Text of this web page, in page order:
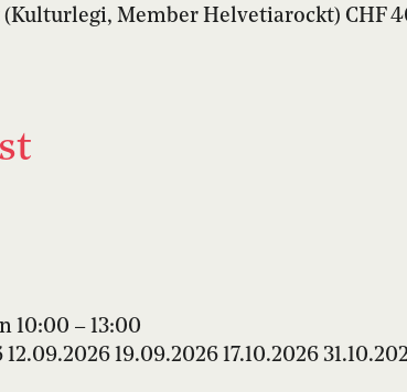
(Kulturlegi, Member Helvetiarockt) CHF
10:00 – 13:00
19.09.2026 17.10.2026